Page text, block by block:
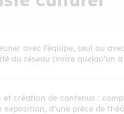
avec l’équipe, seul ou
du réseau (voire quelqu’un
et création de contenus :
exposition, d’une pièce de